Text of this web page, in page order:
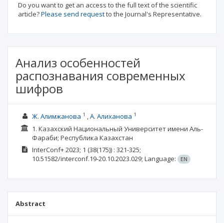
Do you want to get an access to the full text of the scientific
article?Please send requestto the Journal's Representative.
Анализ особенностей
распознавания современных
шифров
Ж. Алимжанова 1 А. Алиханова 1
1. Казахский Национальный Университет имени Аль-
Фараби; Республика Казахстан
InterConf+2023; 1 (38(175)) : 321-325;
10.51582/interconf.19-20.10.2023.029; Language: EN
Abstract